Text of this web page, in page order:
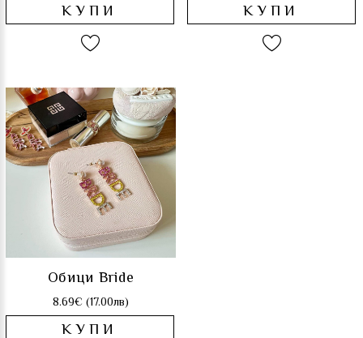
КУПИ КУПИ
Обици Bride
8.69€ (17.00лв)
КУПИ